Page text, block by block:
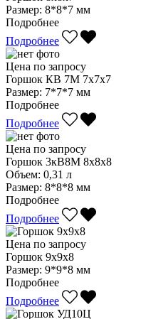
Размер: 8*8*7 мм
Подробнее
Подробнее
Цена по запросу
Горшок КВ 7М 7х7х7
Размер: 7*7*7 мм
Подробнее
Подробнее
Цена по запросу
Горшок 3кВ8М 8х8х8
Объем: 0,31 л
Размер: 8*8*8 мм
Подробнее
Подробнее
Цена по запросу
Горшок 9х9х8
Размер: 9*9*8 мм
Подробнее
Подробнее